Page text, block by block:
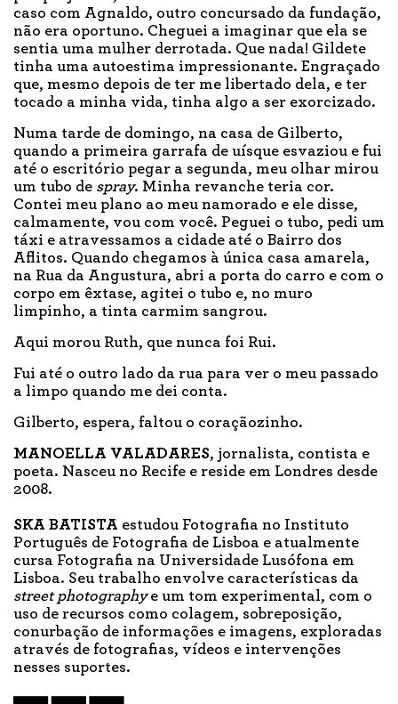
caso com Agnaldo, outro concursado da fundação,
não era oportuno. Cheguei a imaginar que ela se
sentia uma mulher derrotada. Que nada! Gildete
tinha uma autoestima impressionante. Engraçado
que, mesmo depois de ter me libertado dela, e ter
tocado a minha vida, tinha algo a ser exorcizado.
Numa tarde de domingo, na casa de Gilberto,
quando a primeira garrafa de uísque esvaziou e fui
até o escritório pegar a segunda, meu olhar mirou
um tubo de spray. Minha revanche teria cor.
Contei meu plano ao meu namorado e ele disse,
calmamente, vou com você. Peguei o tubo, pedi um
táxi e atravessamos a cidade até o Bairro dos
Aflitos. Quando chegamos à única casa amarela,
na Rua da Angustura, abri a porta do carro e com o
corpo em êxtase, agitei o tubo e, no muro
limpinho, a tinta carmim sangrou.
Aqui morou Ruth, que nunca foi Rui.
Fui até o outro lado da rua para ver o meu passado
a limpo quando me dei conta.
Gilberto, espera, faltou o coraçãozinho.
MANOELLA VALADARES, jornalista, contista e
poeta. Nasceu no Recife e reside em Londres desde
2008.
SKA BATISTA estudou Fotografia no Instituto
Português de Fotografia de Lisboa e atualmente
cursa Fotografia na Universidade Lusófona em
Lisboa. Seu trabalho envolve características da
street photographye um tom experimental, com o
uso de recursos como colagem, sobreposição,
conurbação de informações e imagens, exploradas
através de fotografias, vídeos e intervenções
nesses suportes.